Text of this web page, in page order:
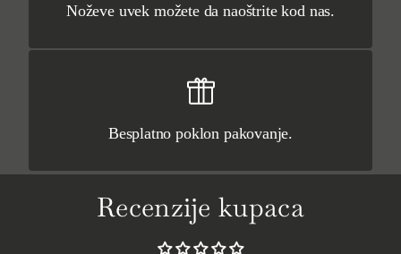
Noževe uvek možete da naoštrite kod nas.
Besplatno poklon pakovanje.
Recenzije kupaca